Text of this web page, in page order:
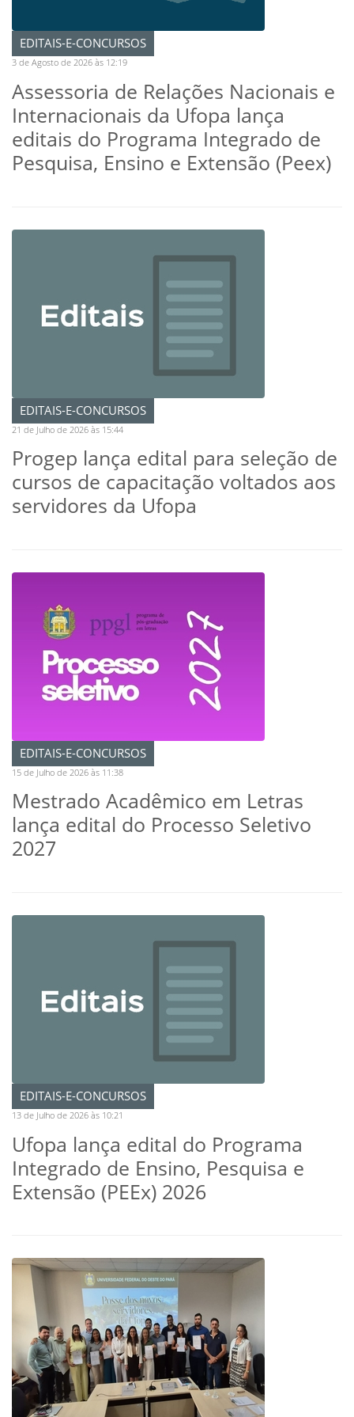
EDITAIS-E-CONCURSOS
3 de Agosto de 2026 às 12:19
Assessoria de Relações Nacionais e
Internacionais da Ufopa lança
editais do Programa Integrado de
Pesquisa, Ensino e Extensão (Peex)
EDITAIS-E-CONCURSOS
21 de Julho de 2026 às 15:44
Progep lança edital para seleção de
cursos de capacitação voltados aos
servidores da Ufopa
EDITAIS-E-CONCURSOS
15 de Julho de 2026 às 11:38
Mestrado Acadêmico em Letras
lança edital do Processo Seletivo
2027
EDITAIS-E-CONCURSOS
13 de Julho de 2026 às 10:21
Ufopa lança edital do Programa
Integrado de Ensino, Pesquisa e
Extensão (PEEx) 2026